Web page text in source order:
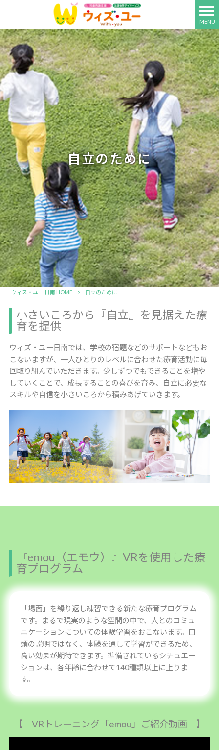
MENU
自立のために
ウィズ・ユー 日南 HOME > 自立のために
小さいころから『自立』を見据えた療
育を提供
ウィズ・ユー日南では、学校の宿題などのサポートなどもお
こないますが、一人ひとりのレベルに合わせた療育活動に毎
回取り組んでいただきます。少しずつでもできることを増や
していくことで、成長することの喜びを育み、自立に必要な
スキルや自信を小さいころから積みあげていきます。
『emou（エモウ）』VRを使用した療
育プログラム
「場面」を繰り返し練習できる新たな療育プログラム
です。まるで現実のような空間の中で、人とのコミュ
ニケーションについての体験学習をおこないます。口
頭の説明ではなく、体験を通して学習ができるため、
高い効果が期待できます。準備されているシチュエー
ションは、各年齢に合わせて140種類以上に上りま
す。
【 VRトレーニング「emou」ご紹介動画 】